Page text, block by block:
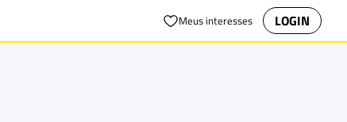
Meus interesses LOGIN